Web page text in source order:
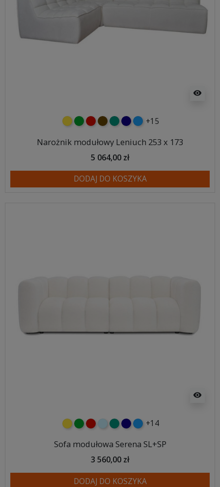
visibility
żółtyzielonyczerwony
czekoladowy
turkusowy
granatowy
niebieski
+15
Narożnik modułowy Leniuch 253 x 173
5 064,00 zł
DODAJ DO KOSZYKA
visibility
żółtyzielonyczerwony
błękitnyturkusowy
granatowy
niebieski
+14
Sofa modułowa Serena SL+SP
3 560,00 zł
DODAJ DO KOSZYKA